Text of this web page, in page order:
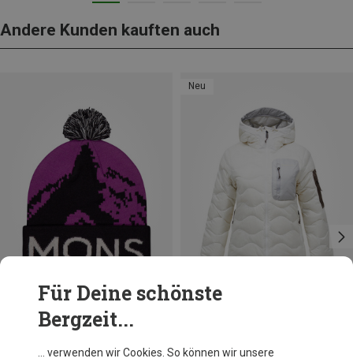
Andere Kunden kauften auch
Du sparst 37%
Neu
Peak Performance
Für Deine schönste
Bergzeit...
… verwenden wir Cookies. So können wir unsere